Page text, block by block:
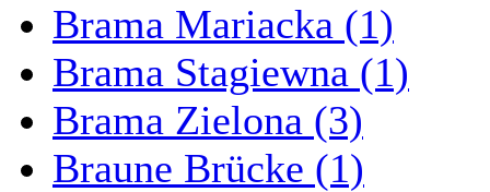
Brama Mariacka (1)
Brama Stagiewna (1)
Brama Zielona (3)
Braune Brücke (1)